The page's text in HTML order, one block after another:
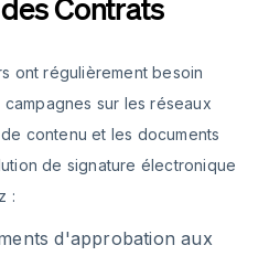
ont régulièrement besoin
sur les réseaux
contenu et les documents
de signature électronique
:
d'approbation aux